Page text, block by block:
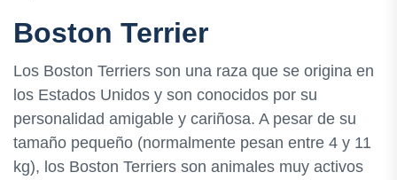
Boston Terrier
Los Boston Terriers son una raza que se origina en
los Estados Unidos y son conocidos por su
personalidad amigable y cariñosa. A pesar de su
tamaño pequeño (normalmente pesan entre 4 y 11
kg), los Boston Terriers son animales muy activos